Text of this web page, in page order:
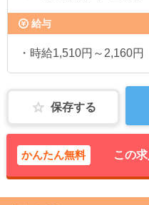
給与
・時給1,510円～2,160円
保存する
かんたん無料 この